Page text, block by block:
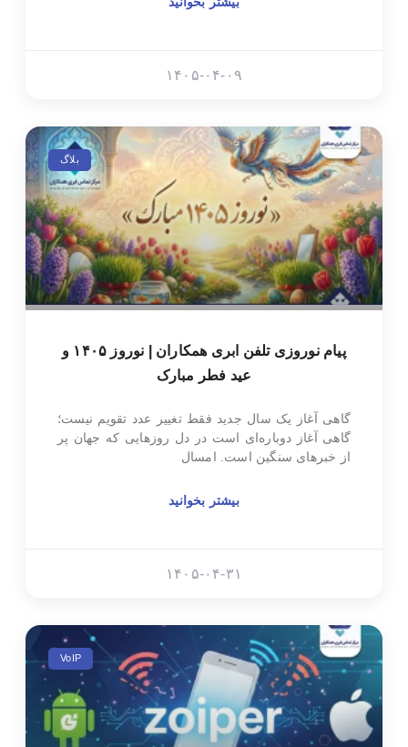
۱۴۰۵-۰۴-۰۹
بلاگ
پیام نوروزی تلفن ابری همکاران | نوروز ۱۴۰۵ و
عید فطر مبارک
گاهی آغاز یک سال جدید فقط تغییر عدد تقویم نیست؛
گاهی آغاز دوباره‌ای است در دل روزهایی که جهان پر
از خبرهای سنگین است. امسال
بیشتر بخوانید
۱۴۰۵-۰۴-۳۱
VoIP